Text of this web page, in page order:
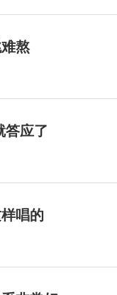
熬
答应了
唱的